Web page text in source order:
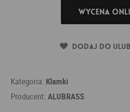
Wycena
Dodaj do
Kategoria: Klamki
Producent:ALUBRASS